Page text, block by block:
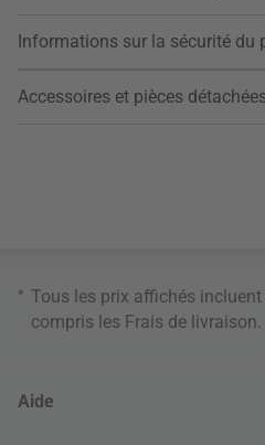
Informations sur la sécurité du
Accessoires et pièces
* Tous les prix affichés
compris les Frais de livraison
Aide